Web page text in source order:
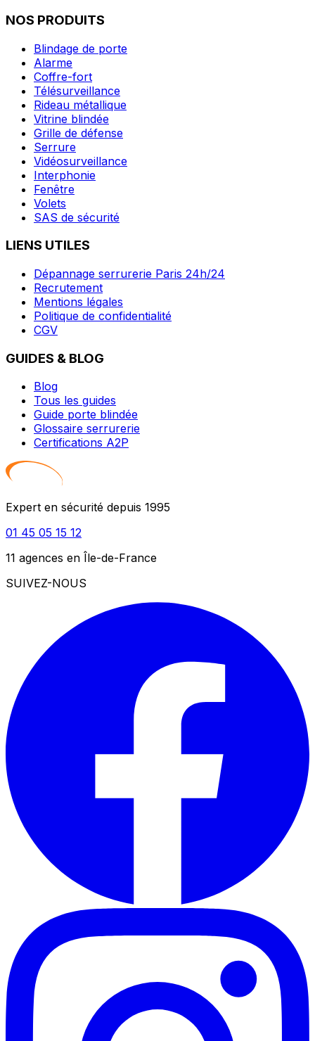
NOS PRODUITS
Blindage de porte
Alarme
Coffre-fort
Télésurveillance
Rideau métallique
Vitrine blindée
Grille de défense
Serrure
Vidéosurveillance
Interphonie
Fenêtre
Volets
SAS de sécurité
LIENS UTILES
Dépannage serrurerie Paris 24h/24
Recrutement
Mentions légales
Politique de confidentialité
CGV
GUIDES & BLOG
Blog
Tous les guides
Guide porte blindée
Glossaire serrurerie
Certifications A2P
Expert en sécurité depuis 1995
01 45 05 15 12
11 agences en Île-de-France
SUIVEZ-NOUS